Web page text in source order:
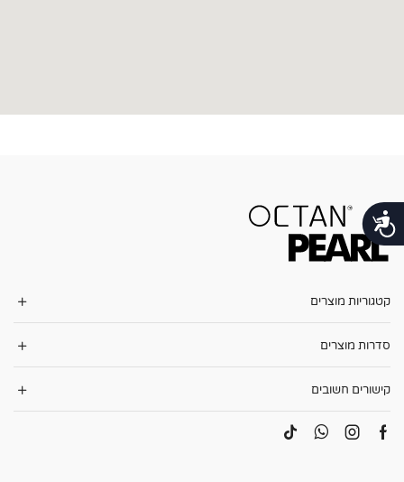
נגישות
קטגוריות מוצרים
סדרות מוצרים
קישורים חשובים